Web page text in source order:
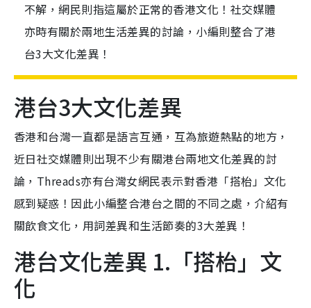
不解，網民則指這屬於正常的香港文化！社交媒體
亦時有關於兩地生活差異的討論，小編則整合了港
台3大文化差異！
港台3大文化差異
香港和台灣一直都是語言互通，互為旅遊熱點的地方，
近日社交媒體則出現不少有關港台兩地文化差異的討
論，Threads亦有台灣女網民表示對香港「搭枱」文化
感到疑惑！因此小編整合港台之間的不同之處，介紹有
關飲食文化，用詞差異和生活節奏的3大差異！
港台文化差異 1.「搭枱」文
化